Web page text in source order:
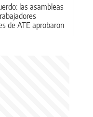
las asambleas
de ATE aprobaron
salarial